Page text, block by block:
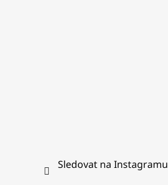
Sledovat na Instagramu